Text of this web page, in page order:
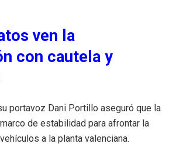
ven la
con cautela y
portavoz Dani Portillo aseguró que la
de estabilidad para afrontar la
a la planta valenciana.